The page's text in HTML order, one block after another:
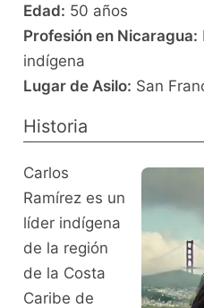
Edad: 50 años
Profesión en Nicaragua:
indígena
Lugar de Asilo: San
Historia
Carlos
Ramírez es un
líder indígena
de la región
de la Costa
Caribe de